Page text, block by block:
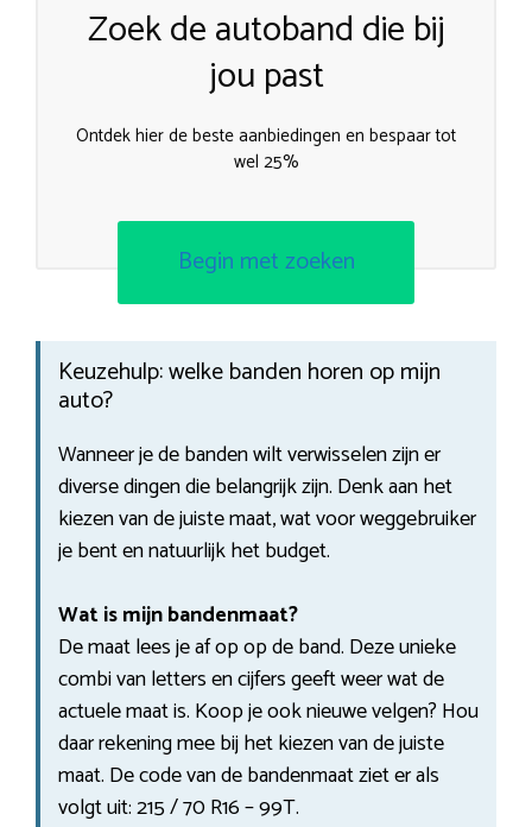
Zoek de autoband die bij
jou past
Ontdek hier de beste aanbiedingen en bespaar tot
wel 25%
Begin met zoeken
Keuzehulp: welke banden horen op mijn
auto?
Wanneer je de banden wilt verwisselen zijn er
diverse dingen die belangrijk zijn. Denk aan het
kiezen van de juiste maat, wat voor weggebruiker
je bent en natuurlijk het budget.
Wat is mijn bandenmaat?
De maat lees je af op op de band. Deze unieke
combi van letters en cijfers geeft weer wat de
actuele maat is. Koop je ook nieuwe velgen? Hou
daar rekening mee bij het kiezen van de juiste
maat. De code van de bandenmaat ziet er als
volgt uit: 215 / 70 R16 – 99T.